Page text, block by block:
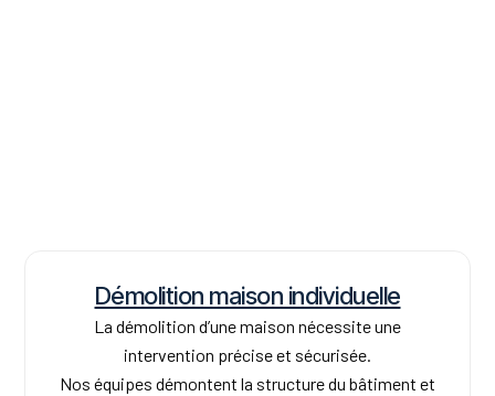
Démolition maison individuelle
La démolition d’une maison nécessite une
intervention précise et sécurisée.
Nos équipes démontent la structure du bâtiment et